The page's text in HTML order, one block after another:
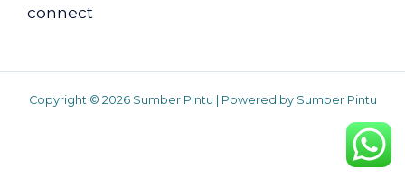
connect
Copyright © 2026 Sumber Pintu | Powered by Sumber Pintu